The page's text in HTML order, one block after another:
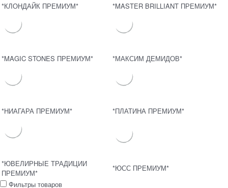
*КЛОНДАЙК ПРЕМИУМ* *MASTER BRILLIANT ПРЕМИУМ*
*MAGIC STONES ПРЕМИУМ* *МАКСИМ ДЕМИДОВ*
*НИАГАРА ПРЕМИУМ* *ПЛАТИНА ПРЕМИУМ*
*ЮВЕЛИРНЫЕ ТРАДИЦИИ
ПРЕМИУМ*
*ЮСС ПРЕМИУМ*
Фильтры товаров